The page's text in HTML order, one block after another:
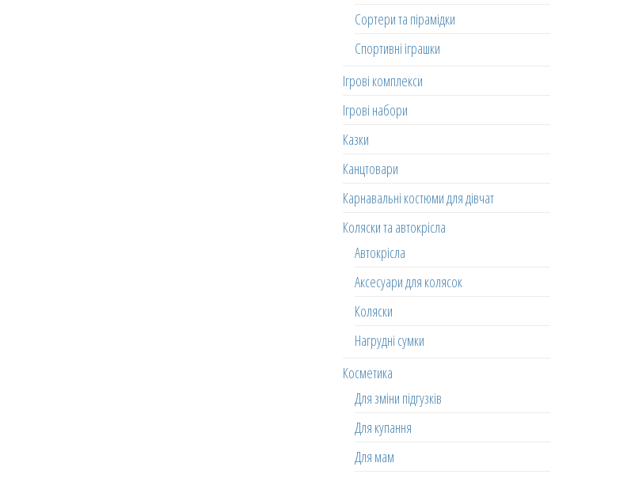
Сортери та пірамідки
Спортивні іграшки
Ігрові комплекси
Ігрові набори
Казки
Канцтовари
Карнавальні костюми для дівчат
Коляски та автокрісла
Автокрісла
Аксесуари для колясок
Коляски
Нагрудні сумки
Косметика
Для зміни підгузків
Для купання
Для мам